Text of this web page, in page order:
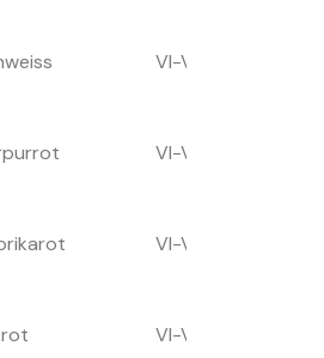
VI-VIII
VI-VIII
VI-VIII
VI-VIII